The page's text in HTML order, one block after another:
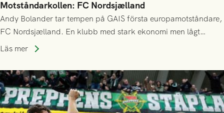
Motståndarkollen: FC Nordsjælland
Andy Bolander tar tempen på GAIS första europamotståndare,
FC Nordsjælland. En klubb med stark ekonomi men lågt
publiksnitt, ett lag med både kollektiv styrka och individuell
Läs mer